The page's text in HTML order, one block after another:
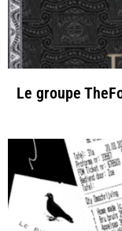
Le groupe